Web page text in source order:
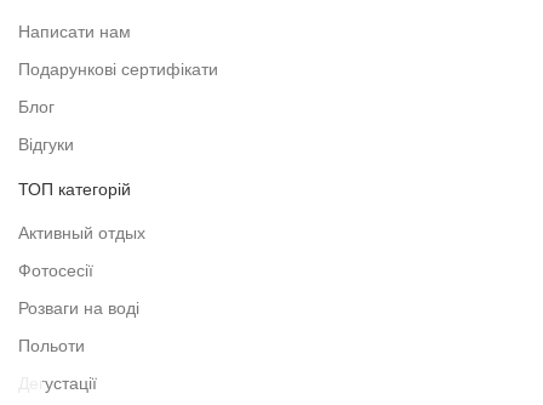
Написати нам
Подарункові сертифікати
Блог
Відгуки
ТОП категорій
Активный отдых
Фотосесії
Розваги на воді
Польоти
Дегустації